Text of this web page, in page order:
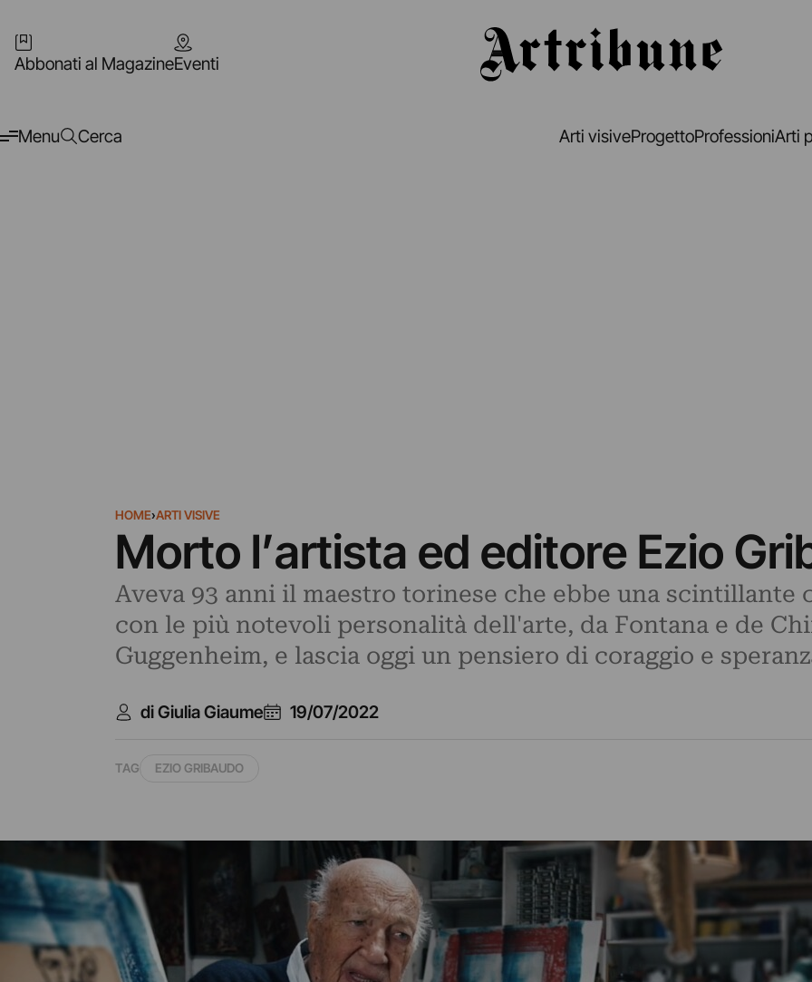
Abbonati al MagazineEventi
Menu Cerca Arti visiveProgettoProfessioniArti
HOME›ARTI VISIVE
Morto l’artista ed editore Ezio
Aveva 93 anni il maestro torinese che ebbe una scintillante
con le più notevoli personalità dell'arte, da Fontana e de
Guggenheim, e lascia oggi un pensiero di coraggio e
di Giulia Giaume 19/07/2022
TAG EZIO GRIBAUDO